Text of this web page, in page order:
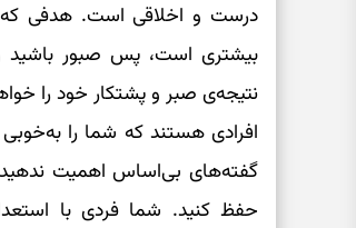
درست و اخلاقی است. هدفی که
بیشتری است، پس صبور باشید
نتیجه‌ی صبر و پشتکار خود را
افرادی هستند که شما را
گفته‌های بی‌اساس اهمیت ندهید
حفظ کنید. شما فردی با